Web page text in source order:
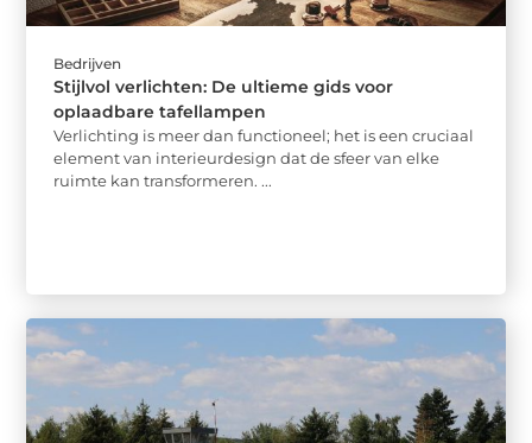
Bedrijven
Stijlvol verlichten: De ultieme gids voor
oplaadbare tafellampen
Verlichting is meer dan functioneel; het is een cruciaal
element van interieurdesign dat de sfeer van elke
ruimte kan transformeren. ...